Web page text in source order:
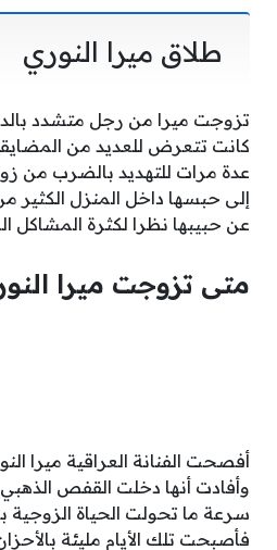
طلاق ميرا النوري
تزوجت ميرا من رجل متشدد
كانت تتعرض للعديد من
عدة مرات للتهديد بالضرب من
إلى حبسها داخل المنزل الكثير
عن حبيبها نظرا لكثرة المشاكل
متى تزوجت ميرا
أفصحت الفنانة العراقية ميرا
سرعة ما تحولت الحياة الزوجية
فأصبحت تلك الأيام مليئة